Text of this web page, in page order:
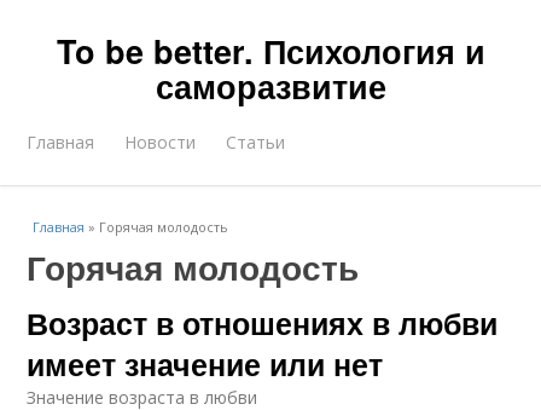
To be better. Психология и
саморазвитие
Главная Новости Статьи
Главная » Горячая молодость
Горячая молодость
Возраст в отношениях в любви
имеет значение или нет
Значение возраста в любви